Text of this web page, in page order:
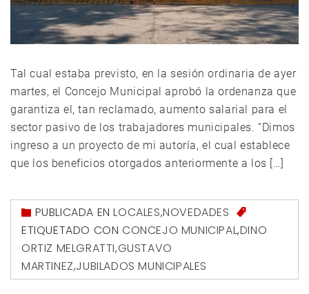
Tal cual estaba previsto, en la sesión ordinaria de ayer
martes, el Concejo Municipal aprobó la ordenanza que
garantiza el, tan reclamado, aumento salarial para el
sector pasivo de los trabajadores municipales. “Dimos
ingreso a un proyecto de mi autoría, el cual establece
que los beneficios otorgados anteriormente a los […]
PUBLICADA ENLOCALES,NOVEDADES
ETIQUETADO CON CONCEJO MUNICIPAL,DINO
ORTIZ MELGRATTI,GUSTAVO
MARTINEZ,JUBILADOS MUNICIPALES